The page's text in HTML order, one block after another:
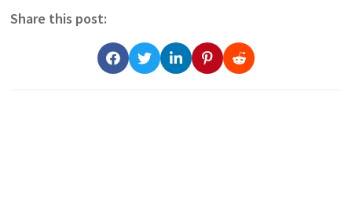
Share this post: